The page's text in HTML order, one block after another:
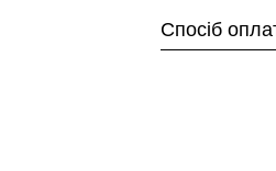
Спосіб